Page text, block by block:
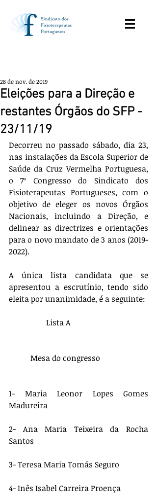
Eleições para a Direção e
restantes Órgãos do SFP -
23/11/19
28 de nov. de 2019
Decorreu no passado sábado, dia 23,
nas instalações da Escola Superior de
Saúde da Cruz Vermelha Portuguesa,
o 7º Congresso do Sindicato dos
Fisioterapeutas Portugueses, com o
objetivo de eleger os novos Órgãos
Nacionais, incluindo a Direção, e
delinear as directrizes e orientações
para o novo mandato de 3 anos (2019-
2022).
A única lista candidata que se
apresentou a escrutínio, tendo sido
eleita por unanimidade, é a seguinte:
                   Lista A
           Mesa do congresso
1- Maria Leonor Lopes Gomes
Madureira
2- Ana Maria Teixeira da Rocha
Santos
3- Teresa Maria Tomás Seguro
4- Inês Isabel Carreira Proença